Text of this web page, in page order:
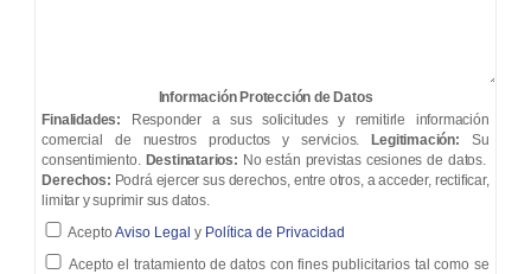
Información Protección de Datos
Finalidades: Responder a sus solicitudes y remitirle información
comercial de nuestros productos y servicios.
Legitimación: Su
consentimiento. Destinatarios: No están previstas cesiones de datos.
Derechos: Podrá ejercer sus derechos, entre otros, a acceder, rectificar,
limitar y suprimir sus datos.
AceptoAviso Legal y Política de Privacidad
Acepto el tratamiento de datos con fines publicitarios tal como se